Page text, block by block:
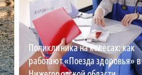
Поликлиника на колесах: как
работают «Поезда здоровья» в